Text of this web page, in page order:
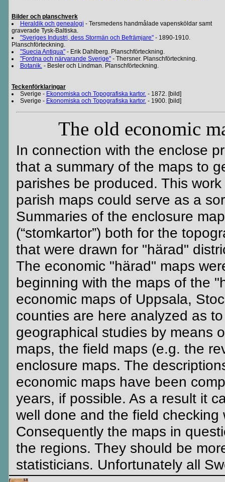
Bilder och planschverk
Heraldik och genealogi - Tersmedens handmålade vapensköldar samt
graverade Tysk-Baltiska.
"Sveriges Industri, dess Stormän och Befrämjare"- 1890-1910.
Planschförteckning.
"Suecia Antiqua"- Erik Dahlberg. Planschförteckning.
"Fordna och närvarande Sverige"- Thersner. Planschförteckning.
Botanik.- Besler och Lindman. Planschförteckning.
Teckenförklaringar
Sverige - Ekonomiska och Topografiska kartor.- 1872. [bild]
Sverige - Ekonomiska och Topografiska kartor.- 1900. [bild]
The old economic
In connection with the enclose
that a summary of the maps to
parishes be produced. This
parish maps could serve as a
Summaries of the enclosure
(“stomkartor”) both for the
that were drawn for "härad"
The economic "härad" maps
beginning with the maps of the
economic maps of Uppsala,
counties are here analyzed as
geographical studies by means
maps, the field maps (e.g. the
enclosure maps. The
economic maps have been
years, if possible. As a result it
well done and the field
Consequently the maps in
the regions. They should be
statisticians. Unfortunately all